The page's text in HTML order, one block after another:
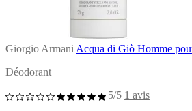
Giorgio Armani Acqua di Giò Homme
Déodorant
5/5 1 avis